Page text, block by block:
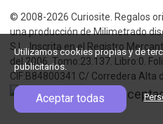
© 2008-2026 Curiosite. Regalos
una producción de Milimetrado
S.L.. Inscrita en el Registro
del 2006. Tomo:23.137. Libro:0.
CIF:B84800341 C/ Corredera Alta
Utilizamos cookies propias y de
publicitarios.
Aceptar todas